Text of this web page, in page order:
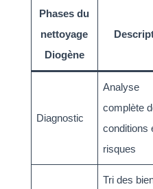
Phases du
nettoyage
Diogène
Diagnostic
Analyse
complète
conditions
risques
Tri des